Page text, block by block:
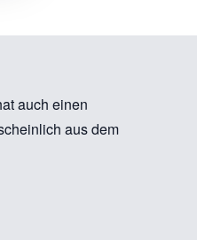
auch einen
aus dem